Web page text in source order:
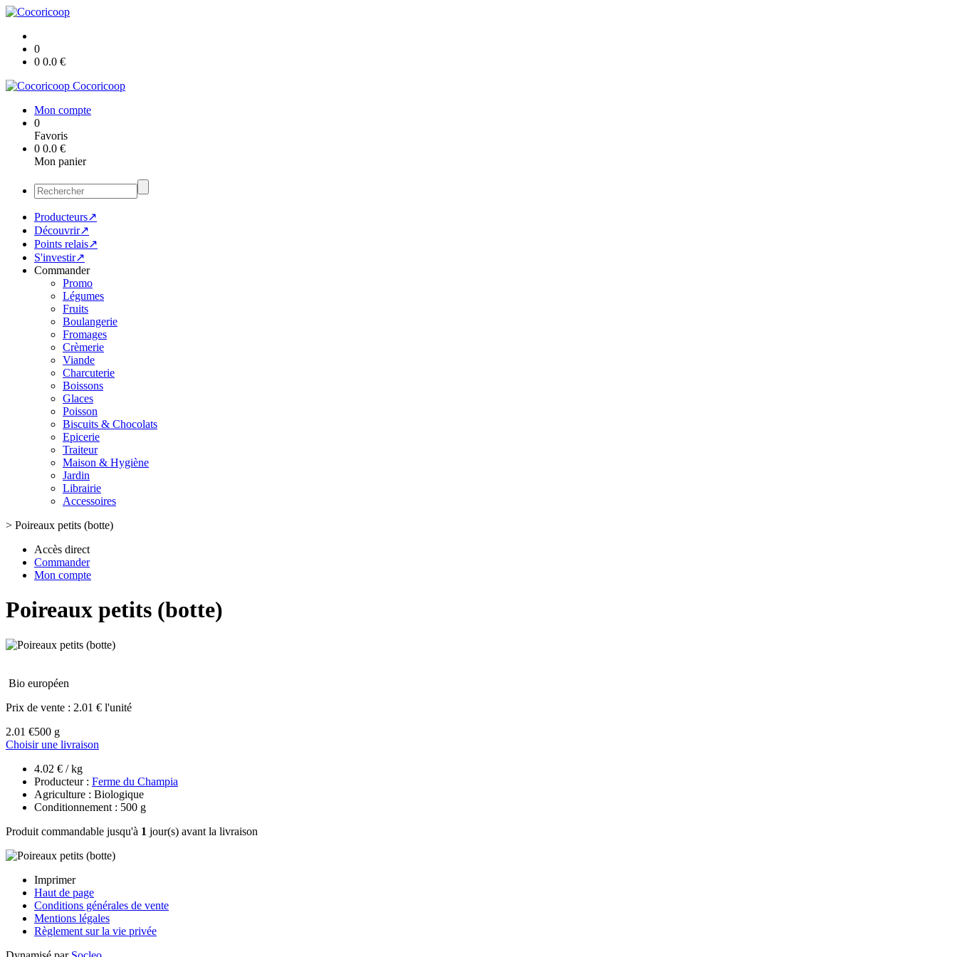
0
0 0.0 €
Cocoricoop
Mon compte
0
Favoris
0 0.0 €
Mon panier
Producteurs↗
Découvrir↗
Points relais↗
S'investir↗
Commander
Promo
Légumes
Fruits
Boulangerie
Fromages
Crèmerie
Viande
Charcuterie
Boissons
Glaces
Poisson
Biscuits & Chocolats
Epicerie
Traiteur
Maison & Hygiène
Jardin
Librairie
Accessoires
> Poireaux petits (botte)
Accès direct
Commander
Mon compte
Poireaux petits (botte)
Bio européen
Prix de vente : 2.01 € l'unité
2.01 €500 g
Choisir une livraison
4.02 € / kg
Producteur : Ferme du Champia
Agriculture : Biologique
Conditionnement : 500 g
Produit commandable jusqu'à 1 jour(s) avant la livraison
Imprimer
Haut de page
Conditions générales de vente
Mentions légales
Règlement sur la vie privée